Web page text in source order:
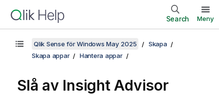
Search Meny
Qlik Sense för Windows May 2025
Skapa
Skapa appar
Hantera appar
Slå av Insight Advisor